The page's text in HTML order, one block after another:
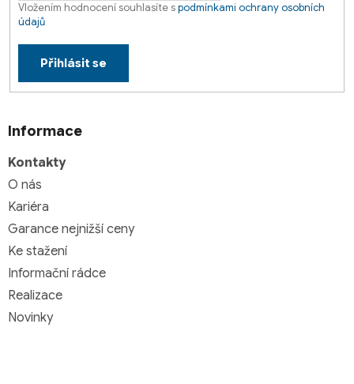
Vložením hodnocení souhlasíte spodmínkami ochrany osobních
údajů
Přihlásit se
Informace
Kontakty
O nás
Kariéra
Garance nejnižší ceny
Ke stažení
Informační rádce
Realizace
Novinky